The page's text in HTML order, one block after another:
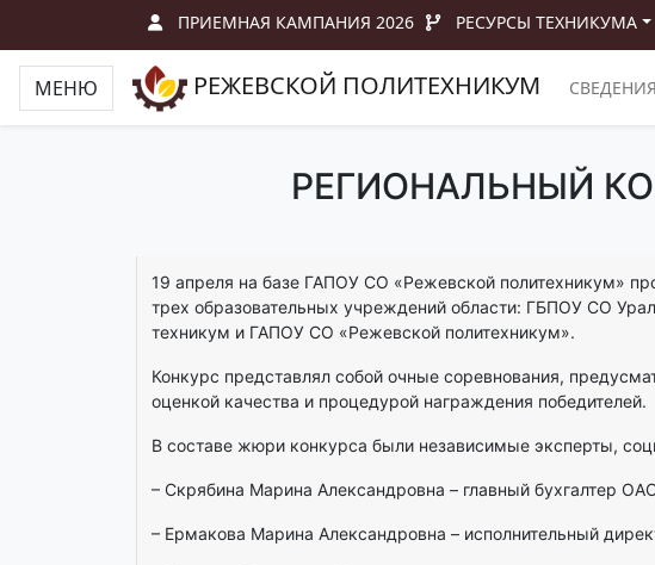
ПРИЕМНАЯ КАМПАНИЯ 2026 РЕСУРСЫ ТЕХНИКУМА
МЕНЮ РЕЖЕВСКОЙ ПОЛИТЕХНИКУМ
РЕГИОНАЛЬНЫЙ
19 апреля на базе ГАПОУ СО «Режевской политехникум»
трех образовательных учреждений области: ГБПОУ СО
техникум и ГАПОУ СО «Режевской политехникум».
Конкурс представлял собой очные соревнования,
оценкой качества и процедурой награждения победителей.
В составе жюри конкурса были независимые эксперты,
– Скрябина Марина Александровна – главный бухгалтер
– Ермакова Марина Александровна – исполнительный